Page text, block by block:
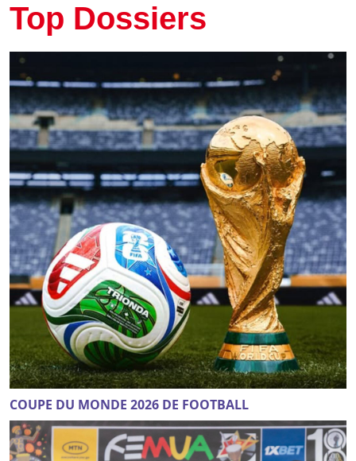
Top Dossiers
COUPE DU MONDE 2026 DE FOOTBALL